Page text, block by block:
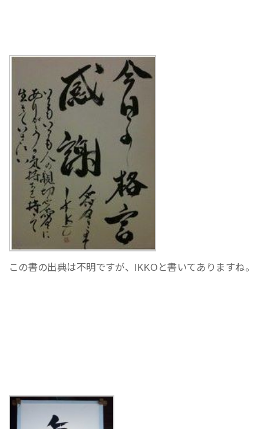
この書の出典は不明ですが、IKKOと書いてありますね。